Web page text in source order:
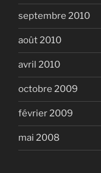
septembre 2010
août 2010
avril 2010
octobre 2009
février 2009
mai 2008